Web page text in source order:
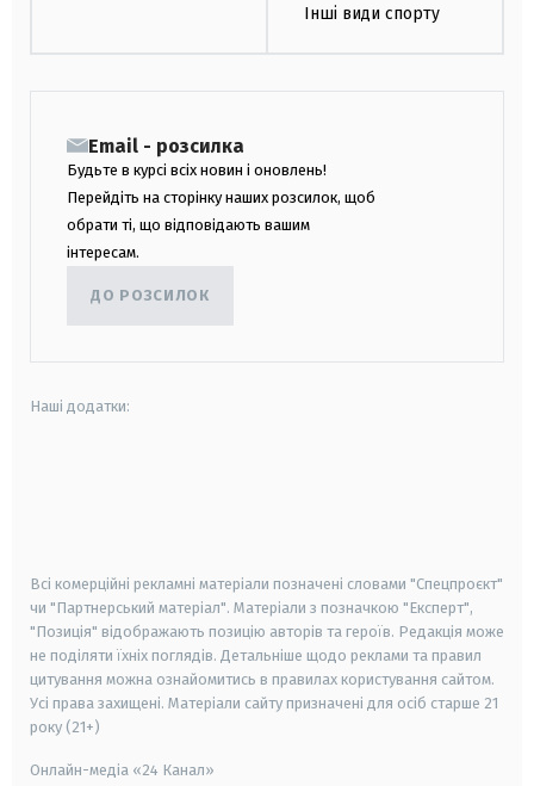
Інші види спорту
Email - розсилка
Будьте в курсі всіх новин і оновлень!
Перейдіть на сторінку наших розсилок, щоб
обрати ті, що відповідають вашим
інтересам.
ДО РОЗСИЛОК
Наші додатки:
Всі комерційні рекламні матеріали позначені словами "Спецпроєкт"
чи "Партнерський матеріал". Матеріали з позначкою "Експерт",
"Позиція" відображають позицію авторів та героїв. Редакція може
не поділяти їхніх поглядів. Детальніше щодо реклами та правил
цитування можна ознайомитись в правилах користування сайтом.
Усі права захищені. Матеріали сайту призначені для осіб старше 21
року (21+)
Онлайн-медіа «24 Канал»